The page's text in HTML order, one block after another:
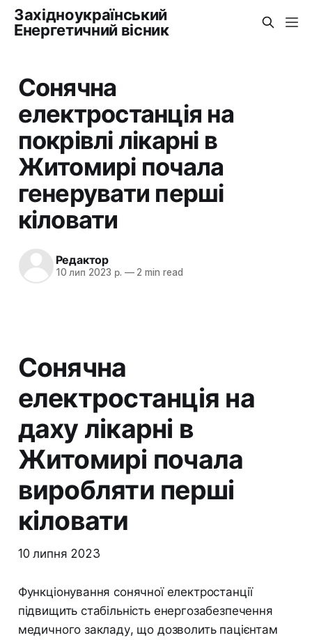
Західноукраїнський
Енергетичний вісник
Сонячна
електростанція на
покрівлі лікарні в
Житомирі почала
генерувати перші
кіловати
Редактор
10 лип 2023 р. —2 min read
Сонячна
електростанція на
даху лікарні в
Житомирі почала
виробляти перші
кіловати
10 липня 2023
Функціонування сонячної електростанції
підвищить стабільність енергозабезпечення
медичного закладу, що дозволить пацієнтам